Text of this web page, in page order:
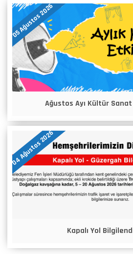
05 Ağustos 2026
Ağustos Ayı Kültür
04 Ağustos 2026
Kapalı Yol